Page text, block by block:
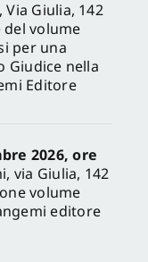
Via Giulia, 142
del volume
per una
Giudice nella
Editore
2026, ore
via Giulia, 142
volume
editore